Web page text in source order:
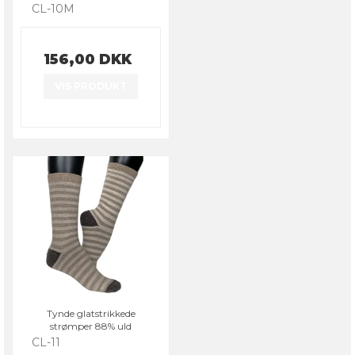
CL-10M
156,00 DKK
Tynde glatstrikkede
strømper 88% uld
CL-11